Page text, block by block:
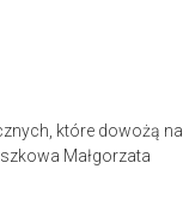
które dowożą na
Małgorzata